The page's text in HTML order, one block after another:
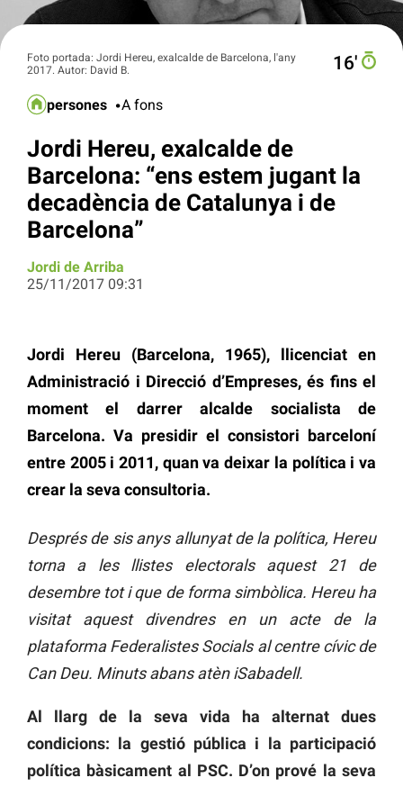
Foto portada: Jordi Hereu, exalcalde de Barcelona, l'any
2017. Autor: David B.
16′
persones A fons
Jordi Hereu, exalcalde de
Barcelona: “ens estem jugant la
decadència de Catalunya i de
Barcelona”
Jordi de Arriba
25/11/2017 09:31
Jordi Hereu (Barcelona, 1965), llicenciat en
Administració i Direcció d’Empreses, és fins el
moment el darrer alcalde socialista de
Barcelona. Va presidir el consistori barceloní
entre 2005 i 2011, quan va deixar la política i va
crear la seva consultoria.
Després de sis anys allunyat de la política, Hereu
torna a les llistes electorals aquest 21 de
desembre tot i que de forma simbòlica. Hereu ha
visitat aquest divendres en un acte de la
plataforma Federalistes Socials al centre cívic de
Can Deu. Minuts abans atèn iSabadell.
Al llarg de la seva vida ha alternat dues
condicions: la gestió pública i la participació
política bàsicament al PSC. D’on prové la seva